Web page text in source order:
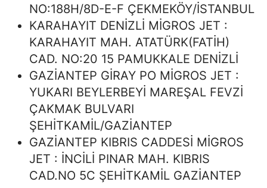
NO:188H/8D-E-F ÇEKMEKÖY/İSTANBUL
KARAHAYIT DENİZLİ MİGROS JET :
KARAHAYIT MAH. ATATÜRK(FATİH)
CAD. NO:20 15 PAMUKKALE DENİZLİ
GAZİANTEP GİRAY PO MİGROS JET :
YUKARI BEYLERBEYİ MAREŞAL FEVZİ
ÇAKMAK BULVARI
ŞEHİTKAMİL/GAZİANTEP
GAZİANTEP KIBRIS CADDESİ MİGROS
JET : İNCİLİ PINAR MAH. KIBRIS
CAD.NO 5C ŞEHİTKAMİL GAZİANTEP